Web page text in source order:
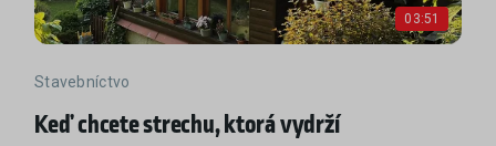
03:51
Stavebníctvo
Keď chcete strechu, ktorá vydrží